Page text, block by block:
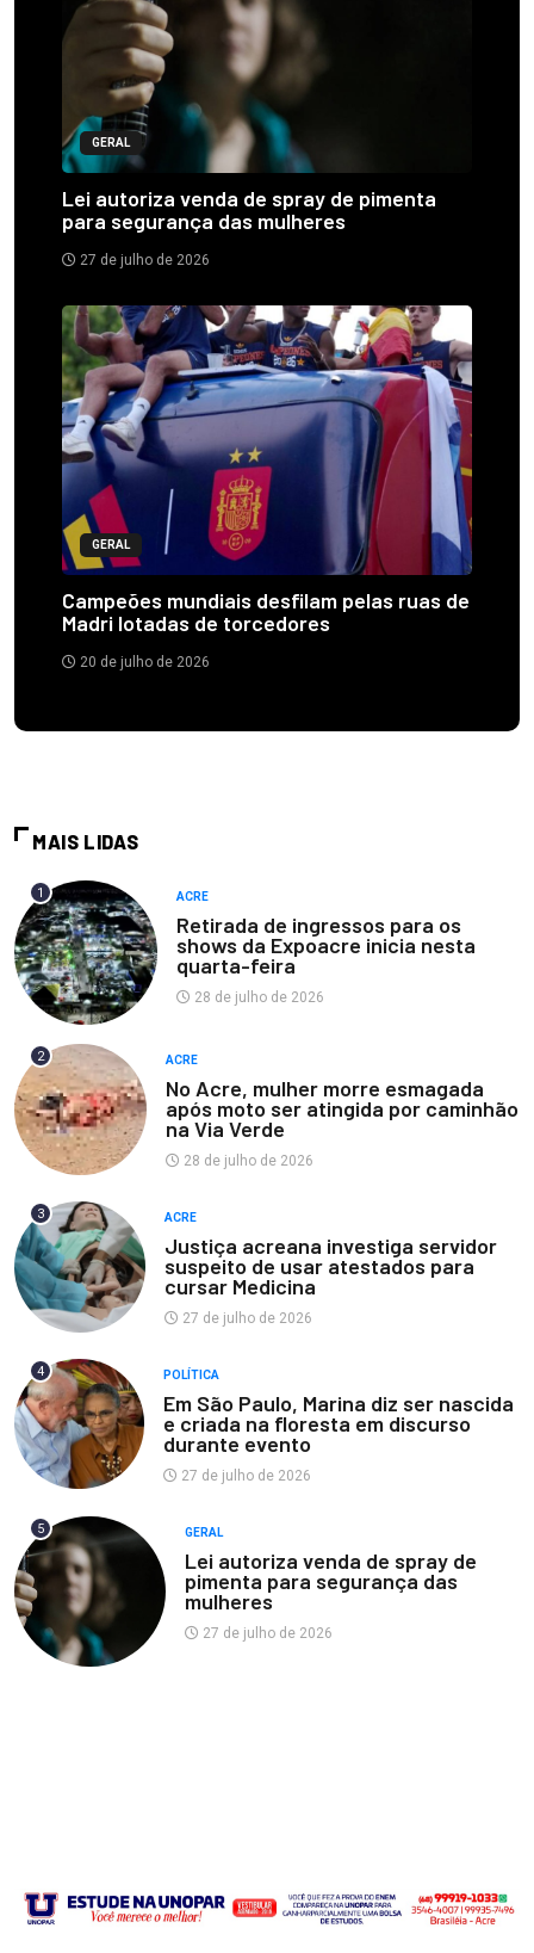
GERAL
Lei autoriza venda de spray de pimenta
para segurança das mulheres
27 de julho de 2026
GERAL
Campeões mundiais desfilam pelas ruas de
Madri lotadas de torcedores
20 de julho de 2026
MAIS LIDAS
1 ACRE
Retirada de ingressos para os
shows da Expoacre inicia nesta
quarta-feira
28 de julho de 2026
2 ACRE
No Acre, mulher morre esmagada
após moto ser atingida por caminhão
na Via Verde
28 de julho de 2026
3 ACRE
Justiça acreana investiga servidor
suspeito de usar atestados para
cursar Medicina
27 de julho de 2026
4 POLÍTICA
Em São Paulo, Marina diz ser nascida
e criada na floresta em discurso
durante evento
27 de julho de 2026
5 GERAL
Lei autoriza venda de spray de
pimenta para segurança das
mulheres
27 de julho de 2026